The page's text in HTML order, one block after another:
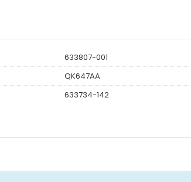
633807-001
QK647AA
633734-142